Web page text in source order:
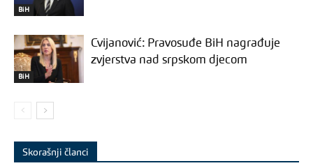
BiH
BiH
Cvijanović: Pravosuđe BiH nagrađuje
zvjerstva nad srpskom djecom
Skorašnji članci